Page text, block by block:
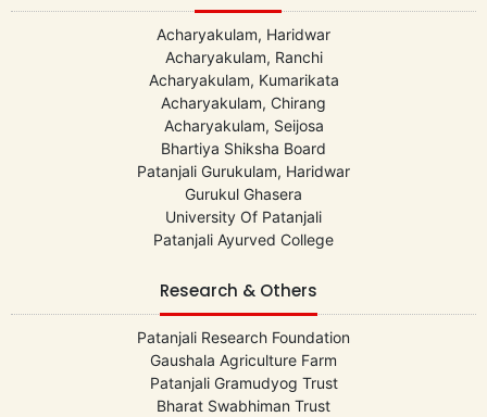
Acharyakulam, Haridwar
Acharyakulam, Ranchi
Acharyakulam, Kumarikata
Acharyakulam, Chirang
Acharyakulam, Seijosa
Bhartiya Shiksha Board
Patanjali Gurukulam, Haridwar
Gurukul Ghasera
University Of Patanjali
Patanjali Ayurved College
Research & Others
Patanjali Research Foundation
Gaushala Agriculture Farm
Patanjali Gramudyog Trust
Bharat Swabhiman Trust